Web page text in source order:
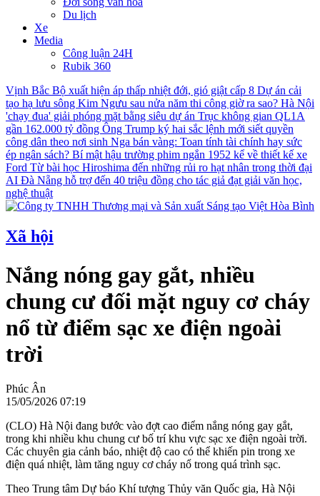
Du lịch
Xe
Media
Công luận 24H
Rubik 360
Vịnh Bắc Bộ xuất hiện áp thấp nhiệt đới, gió giật cấp 8 Dự án cải
tạo hạ lưu sông Kim Ngưu sau nửa năm thi công giờ ra sao? Hà Nội
'chạy đua' giải phóng mặt bằng siêu dự án Trục không gian QL1A
gần 162.000 tỷ đồng Ông Trump ký hai sắc lệnh mới siết quyền
công dân theo nơi sinh Nga bán vàng: Toan tính tài chính hay sức
ép ngân sách? Bí mật hậu trường phim ngắn 1952 kể về thiết kế xe
Ford Từ bài học Hiroshima đến những rủi ro hạt nhân trong thời đại
AI Đà Nẵng hỗ trợ đến 40 triệu đồng cho tác giả đạt giải văn học,
nghệ thuật
Xã hội
Nắng nóng gay gắt, nhiều
chung cư đối mặt nguy cơ cháy
nổ từ điểm sạc xe điện ngoài
trời
Phúc Ân
15/05/2026 07:19
(CLO) Hà Nội đang bước vào đợt cao điểm nắng nóng gay gắt,
trong khi nhiều khu chung cư bố trí khu vực sạc xe điện ngoài trời.
Các chuyên gia cảnh báo, nhiệt độ cao có thể khiến pin trong xe
điện quá nhiệt, làm tăng nguy cơ cháy nổ trong quá trình sạc.
Theo Trung tâm Dự báo Khí tượng Thủy văn Quốc gia, Hà Nội